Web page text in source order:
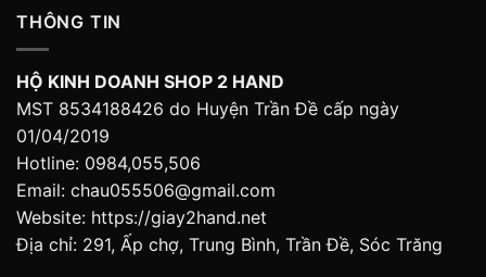
THÔNG TIN
HỘ KINH DOANH SHOP 2 HAND
MST 8534188426 do Huyện Trần Đề cấp ngày
01/04/2019
Hotline: 0984,055,506
Email: chau055506@gmail.com
Website: https://giay2hand.net
Địa chỉ: 291, Ấp chợ, Trung Bình, Trần Đề, Sóc Trăng